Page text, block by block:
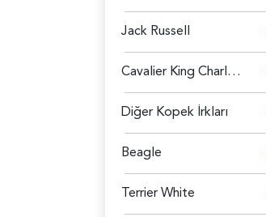
Jack Russell
Cavalier King Charles Spaniel
Diğer Kopek İrkları
Beagle
Terrier White